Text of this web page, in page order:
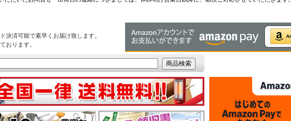
決済可能で素早くお届け致します。
おります。